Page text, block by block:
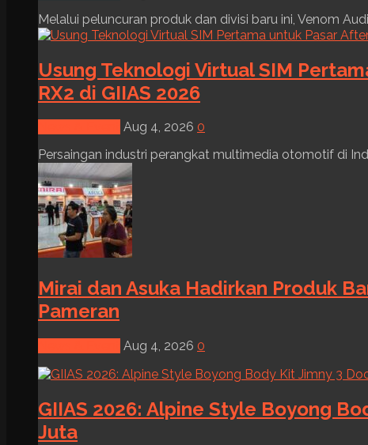
Melalui peluncuran produk dan divisi baru ini, Venom
Usung Teknologi Virtual SIM
RX2 di GIIAS 2026
Aug 4, 2026 0
Persaingan industri perangkat multimedia otomotif di
Mirai dan Asuka Hadirkan Produk
Pameran
Aug 4, 2026 0
GIIAS 2026: Alpine Style Boyong
Juta